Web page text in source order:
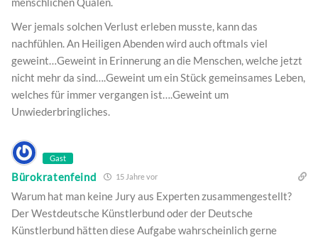
Wer jemals solchen Verlust erleben musste, kann das
nachfühlen. An Heiligen Abenden wird auch oftmals viel
geweint…Geweint in Erinnerung an die Menschen, welche jetzt
nicht mehr da sind….Geweint um ein Stück gemeinsames Leben,
welches für immer vergangen ist….Geweint um
Unwiederbringliches.
Gast
Bürokratenfeind 15 Jahre vor
Warum hat man keine Jury aus Experten zusammengestellt?
Der Westdeutsche Künstlerbund oder der Deutsche
Künstlerbund hätten diese Aufgabe wahrscheinlich gerne